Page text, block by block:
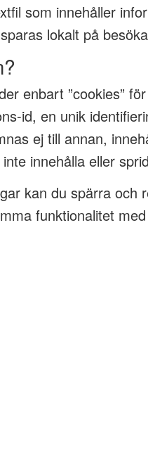
som innehåller
lokalt på
enbart ”cookies”
id, en unik
ej till annan,
innehålla eller
kan du spärra och
funktionalitet